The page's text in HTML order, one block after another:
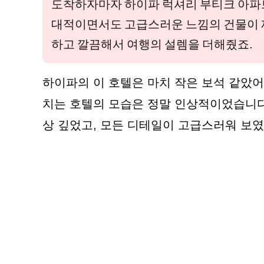
도착하자마자 하이파 럭셔리 부티크 아
대적이면서도 고급스러운 느낌의 건물
하고 깔끔해서 여행의 설렘을 더해줬죠.
하이파의 이 호텔은 마치 작은 보석 같았
치는 호텔의 모습은 정말 인상적이었습
상 깊었고, 모든 디테일이 고급스러워 보